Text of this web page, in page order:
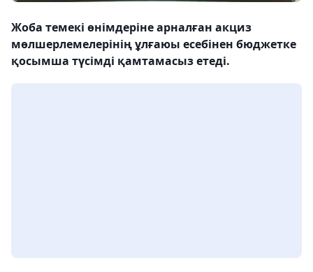
Жоба темекі өнімдеріне арналған акциз
мөлшерлемелерінің ұлғаюы есебінен бюджетке
қосымша түсімді қамтамасыз етеді.